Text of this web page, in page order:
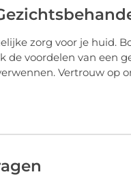
zorg voor je huid.
de voordelen van een
Vertrouw op